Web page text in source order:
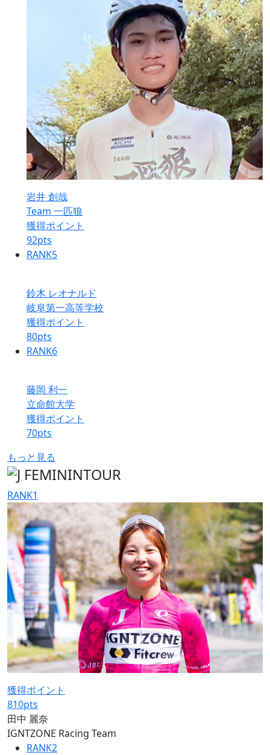
岩井 創哉
Team 一匹狼
獲得ポイント
92pts
RANK5
鈴木 レオナルド
岐阜第一高等学校
獲得ポイント
80pts
RANK6
藤岡 利一
立命館大学
獲得ポイント
70pts
もっと見る
RANK1
獲得ポイント
810pts
田中 麗奈
IGNTZONE Racing Team
RANK2